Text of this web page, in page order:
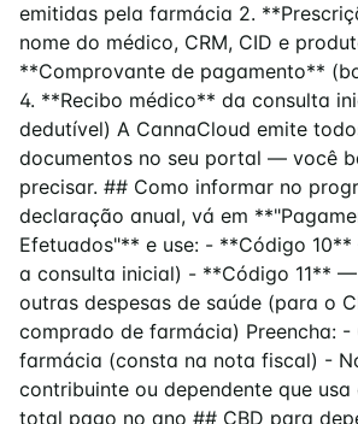
emitidas pela farmácia 2.
nome do médico, CRM, CID e
**Comprovante de pagamento**
4. **Recibo médico** da consulta
dedutível) A CannaCloud emite
documentos no seu portal — você
precisar. ## Como informar no
declaração anual, vá em
Efetuados"** e use: - **Código
a consulta inicial) - **Código 11**
outras despesas de saúde (para o
comprado de farmácia) Preencha: -
farmácia (consta na nota fiscal) -
contribuinte ou dependente que
total pago no ano ## CBD para